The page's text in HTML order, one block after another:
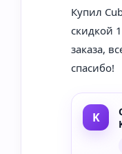
Купил
скидкой
заказа,
спасибо!